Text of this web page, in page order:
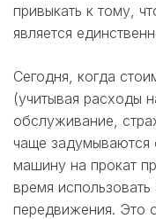
привыкать к тому,
является
Сегодня, когда
(учитывая расходы
обслуживание,
чаще задумываются
машину на прокат
время
передвижения. Это